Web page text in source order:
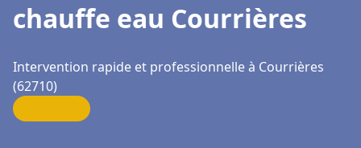
chauffe eau Courrières
Intervention rapide et professionnelle à Courrières
(62710)